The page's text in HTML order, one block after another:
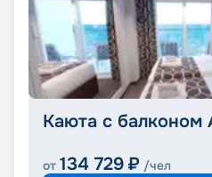
Каюта с балконом
от 134 729 ₽ /чел